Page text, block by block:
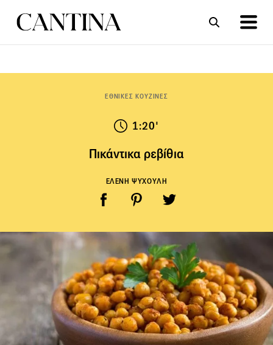
ΕΘΝΙΚΕΣ ΚΟΥΖΙΝΕΣ
1:20'
Πικάντικα ρεβίθια
ΕΛΕΝΗ ΨΥΧΟΥΛΗ